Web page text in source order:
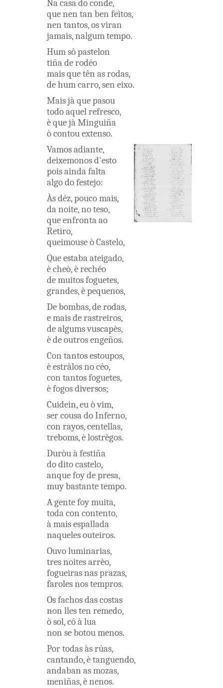
Nacasadoconde,
quenen tan ben feitos,
nen tantos,osviran
jamais,nalgumtempo.
Humsôpastelon
tiñaderodéo
maisquetên asrodas,
de humcarro,sen eixo.
Maisjàquepasou
todoaquelrefresco,
èquejàMinguiña
òcontouextenso.
Vamosadiante,
deixemonosd'esto
poisaindafalta
algodofestejo:
Àsdéz,poucomais,
danoite,noteso,
queenfrontaao
Retiro,
queimouseòCastelo,
Queestabaateigado,
ècheò,èrechéo
demuitosfoguetes,
grandes,èpequenos,
Debombas,derodas,
emaisderastreiros,
de algumsvuscapès,
ède outrosengeños.
Con tantosestoupos,
èestràlosnocéo,
con tantosfoguetes,
èfogosdiversos;
Cuidein,euòvim,
sercousadoInferno,
con rayos,centellas,
treboms,èlostrègos.
Duròuàfestiña
doditocastelo,
anquefoydepresa,
muybastantetempo.
Agentefoymuita,
todacon contento,
àmaisespallada
naquelesouteiros.
Ouvoluminarias,
tresnoitesarrèo,
fogueirasnasprazas,
farolesnostempros.
Osfachosdascostas
non llesten remedo,
òsol,cô àlua
non sebotoumenos.
Portodasàsrúas,
cantando,ètanguendo,
andaban asmozas,
meniñas,ènenos.